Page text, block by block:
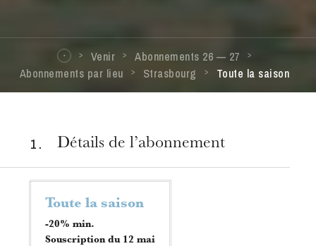
Venir
Abonnements 26 — 27
Abonnements par lieu
Strasbourg Toute la saison
1 . Détails de l’abonnement
Toute la saison
-20% min.
Souscription du 12 mai